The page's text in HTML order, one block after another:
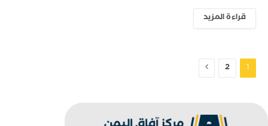
قراءة المزيد
1
2 التالي